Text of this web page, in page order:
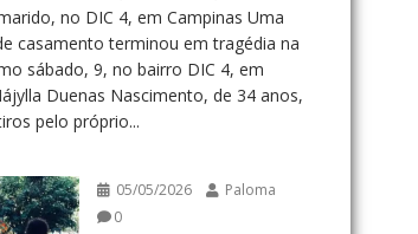
no DIC 4, em Campinas Uma
casamento terminou em tragédia na
sábado, 9, no bairro DIC 4, em
Duenas Nascimento, de 34 anos,
pelo próprio...
05/05/2026
Paloma
0